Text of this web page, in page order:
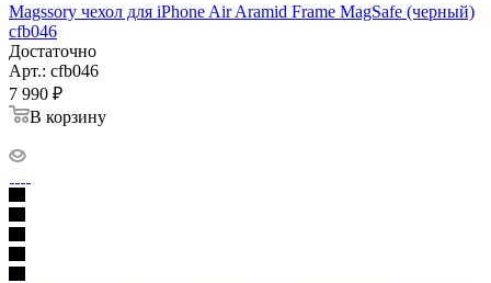
Magssory чехол для iPhone Air Aramid Frame MagSafe (черный)
cfb046
Достаточно
Арт.: cfb046
7 990 ₽
В корзину